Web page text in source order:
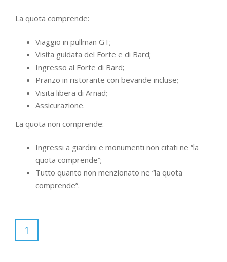
La quota comprende:
Viaggio in pullman GT;
Visita guidata del Forte e di Bard;
Ingresso al Forte di Bard;
Pranzo in ristorante con bevande incluse;
Visita libera di Arnad;
Assicurazione.
La quota non comprende:
Ingressi a giardini e monumenti non citati ne “la
quota comprende”;
Tutto quanto non menzionato ne “la quota
comprende”.
1